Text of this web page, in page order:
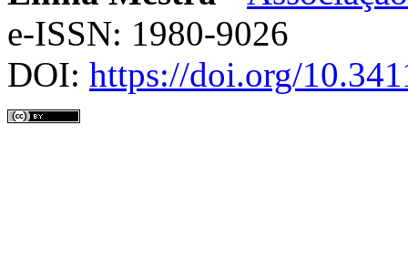
e-ISSN: 1980-9026
DOI: https://doi.org/